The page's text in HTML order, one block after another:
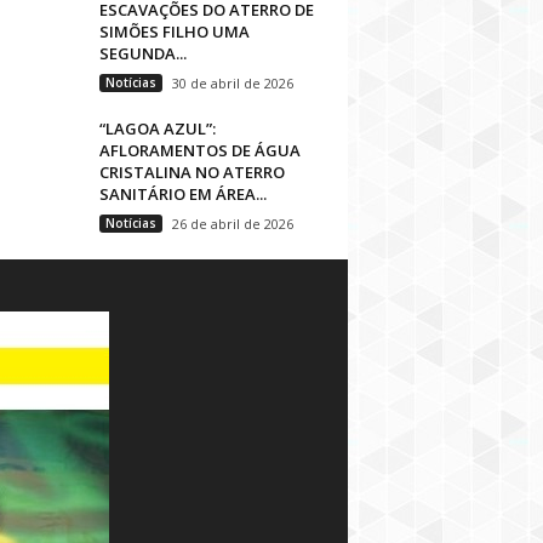
ESCAVAÇÕES DO ATERRO DE
SIMÕES FILHO UMA
SEGUNDA...
Notícias 30 de abril de 2026
“LAGOA AZUL”:
AFLORAMENTOS DE ÁGUA
CRISTALINA NO ATERRO
SANITÁRIO EM ÁREA...
Notícias 26 de abril de 2026